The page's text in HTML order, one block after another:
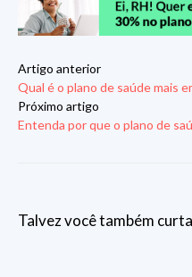
Artigo anterior
Qual é o plano de saúde mais
Próximo artigo
Entenda por que o plano de
Talvez você também